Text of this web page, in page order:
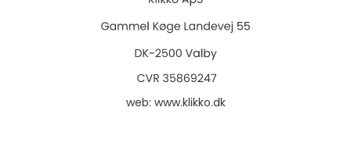
web: www.klikko.dk